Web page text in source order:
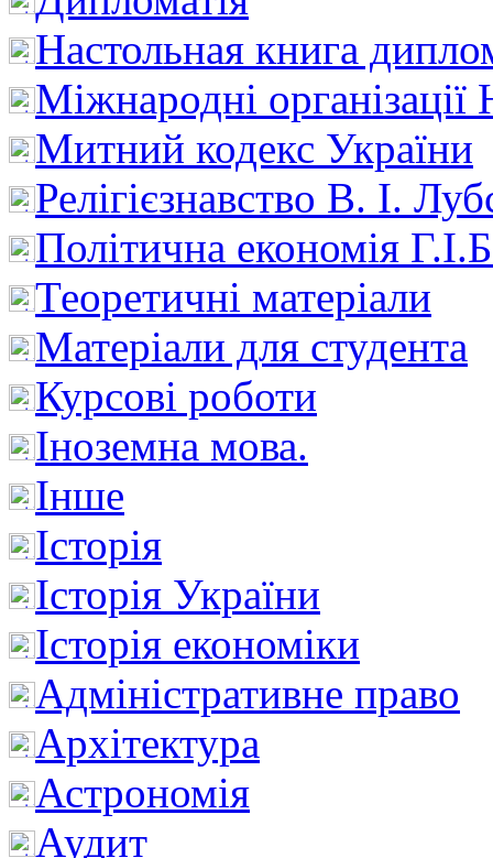
Настольная книга
Міжнародні
Митний кодекс України
Релігієзнавство В. І.
Політична економія
Теоретичні матеріали
Матеріали для студента
Курсові роботи
Іноземна мова.
Інше
Історія
Історія України
Історія економіки
Адміністративне право
Архітектура
Астрономія
Аудит